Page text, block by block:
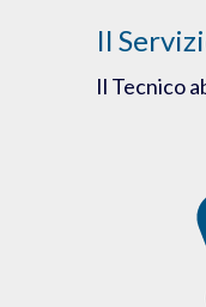
Il
Il Tecnico